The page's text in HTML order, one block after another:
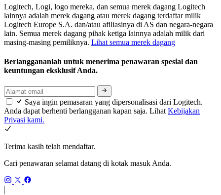
Logitech, Logi, logo mereka, dan semua merek dagang Logitech
lainnya adalah merek dagang atau merek dagang terdaftar milik
Logitech Europe S.A. dan/atau afiliasinya di AS dan negara-negara
lain. Semua merek dagang pihak ketiga lainnya adalah milik dari
masing-masing pemiliknya. Lihat semua merek dagang
Berlanggananlah untuk menerima penawaran spesial dan
keuntungan eksklusif Anda.
Saya ingin pemasaran yang dipersonalisasi dari Logitech.
Anda dapat berhenti berlangganan kapan saja. Lihat Kebijakan
Privasi kami.
Terima kasih telah mendaftar.
Cari penawaran selamat datang di kotak masuk Anda.